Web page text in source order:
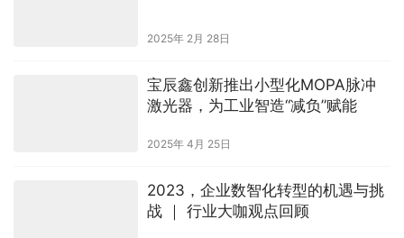
2025年 2月 28日
宝辰鑫创新推出小型化MOPA脉冲
激光器，为工业智造“减负”赋能
2025年 4月 25日
2023，企业数智化转型的机遇与挑
战 ｜ 行业大咖观点回顾